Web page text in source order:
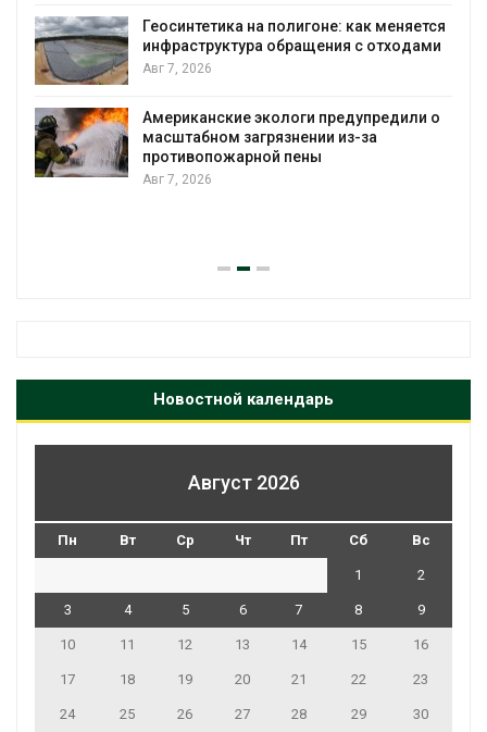
Авг 7, 2026
Минприроды потребовало ускорить
уборку контейнерных площадок
Авг 7, 2026
Панамский канал вновь ограничивает
Новостной календарь
Август 2026
Пн Вт Ср Чт Пт Сб Вс
1 2
3 4 5 6 7 8 9
10 11 12 13 14 15 16
17 18 19 20 21 22 23
24 25 26 27 28 29 30